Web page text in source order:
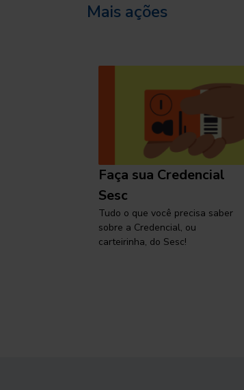
Mais ações
Faça sua Credencial
Sesc
Tudo o que você precisa saber
sobre a Credencial, ou
carteirinha, do Sesc!